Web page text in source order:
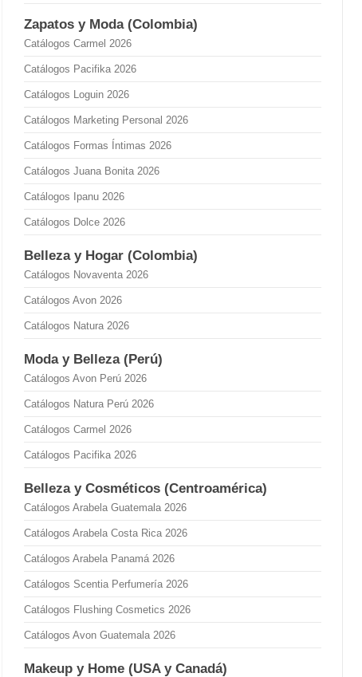
Zapatos y Moda (Colombia)
Catálogos Carmel 2026
Catálogos Pacifika 2026
Catálogos Loguin 2026
Catálogos Marketing Personal 2026
Catálogos Formas Íntimas 2026
Catálogos Juana Bonita 2026
Catálogos Ipanu 2026
Catálogos Dolce 2026
Belleza y Hogar (Colombia)
Catálogos Novaventa 2026
Catálogos Avon 2026
Catálogos Natura 2026
Moda y Belleza (Perú)
Catálogos Avon Perú 2026
Catálogos Natura Perú 2026
Catálogos Carmel 2026
Catálogos Pacifika 2026
Belleza y Cosméticos (Centroamérica)
Catálogos Arabela Guatemala 2026
Catálogos Arabela Costa Rica 2026
Catálogos Arabela Panamá 2026
Catálogos Scentia Perfumería 2026
Catálogos Flushing Cosmetics 2026
Catálogos Avon Guatemala 2026
Makeup y Home (USA y Canadá)